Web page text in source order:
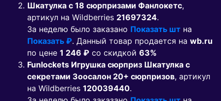
Шкатулка с 18 сюрпризами Фанлокетс,
артикул на Wildberries 21697324.
За неделю было заказано Показать шт на
Показать ₽. Данный товар продается на wb.ru
по цене 1 246 ₽ co скидкой 63%
Funlockets Игрушка сюрприз Шкатулка с
секретами Зоосалон 20+ сюрпризов, артикул
на Wildberries 120039440.